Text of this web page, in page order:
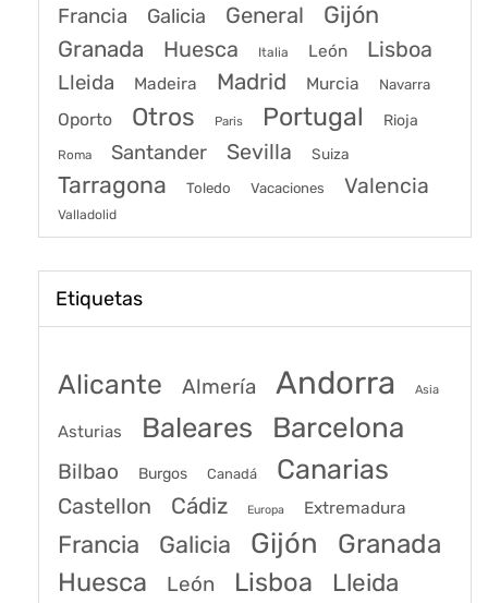
Francia Galicia General Gijón
Granada Huesca Italia León Lisboa
Lleida Madeira Madrid Murcia Navarra
Oporto Otros Paris Portugal Rioja
Roma Santander Sevilla Suiza
Tarragona Toledo Vacaciones Valencia
Valladolid
Etiquetas
Alicante Almería Andorra Asia
Asturias Baleares Barcelona
Bilbao Burgos Canadá Canarias
Castellon Cádiz Europa Extremadura
Francia Galicia Gijón Granada
Huesca León Lisboa Lleida